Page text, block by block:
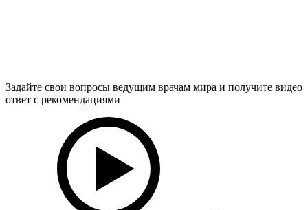
Задайте свои вопросы ведущим врачам мира и получите видео
ответ с рекомендациями